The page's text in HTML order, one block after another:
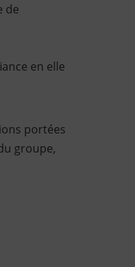
de
en elle
portées
groupe,